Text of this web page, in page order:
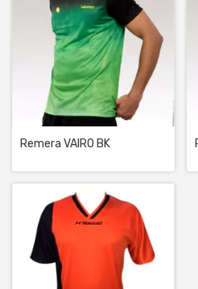
Remera VAIRO BK